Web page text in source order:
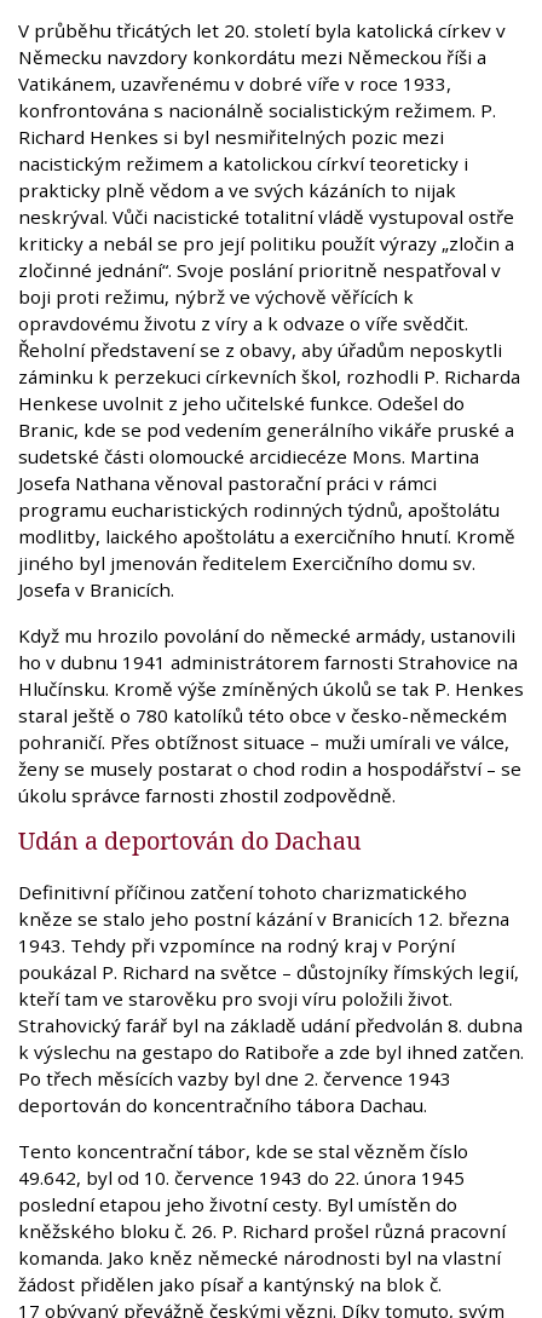
V průběhu třicátých let 20. století byla katolická církev v
Německu navzdory konkordátu mezi Německou říši a
Vatikánem, uzavřenému v dobré víře v roce 1933,
konfrontována s nacionálně socialistickým režimem. P.
Richard Henkes si byl nesmiřitelných pozic mezi
nacistickým režimem a katolickou církví teoreticky i
prakticky plně vědom a ve svých kázáních to nijak
neskrýval. Vůči nacistické totalitní vládě vystupoval ostře
kriticky a nebál se pro její politiku použít výrazy „zločin a
zločinné jednání“. Svoje poslání prioritně nespatřoval v
boji proti režimu, nýbrž ve výchově věřících k
opravdovému životu z víry a k odvaze o víře svědčit.
Řeholní představení se z obavy, aby úřadům neposkytli
záminku k perzekuci církevních škol, rozhodli P. Richarda
Henkese uvolnit z jeho učitelské funkce. Odešel do
Branic, kde se pod vedením generálního vikáře pruské a
sudetské části olomoucké arcidiecéze Mons. Martina
Josefa Nathana věnoval pastorační práci v rámci
programu eucharistických rodinných týdnů, apoštolátu
modlitby, laického apoštolátu a exercičního hnutí. Kromě
jiného byl jmenován ředitelem Exercičního domu sv.
Josefa v Branicích.
Když mu hrozilo povolání do německé armády, ustanovili
ho v dubnu 1941 administrátorem farnosti Strahovice na
Hlučínsku. Kromě výše zmíněných úkolů se tak P. Henkes
staral ještě o 780 katolíků této obce v česko-německém
pohraničí. Přes obtížnost situace – muži umírali ve válce,
ženy se musely postarat o chod rodin a hospodářství – se
úkolu správce farnosti zhostil zodpovědně.
Udán a deportován do Dachau
Definitivní příčinou zatčení tohoto charizmatického
kněze se stalo jeho postní kázání v Branicích 12. března
1943. Tehdy při vzpomínce na rodný kraj v Porýní
poukázal P. Richard na světce – důstojníky římských legií,
kteří tam ve starověku pro svoji víru položili život.
Strahovický farář byl na základě udání předvolán 8. dubna
k výslechu na gestapo do Ratiboře a zde byl ihned zatčen.
Po třech měsících vazby byl dne 2. července 1943
deportován do koncentračního tábora Dachau.
Tento koncentrační tábor, kde se stal vězněm číslo
49.642, byl od 10. července 1943 do 22. února 1945
poslední etapou jeho životní cesty. Byl umístěn do
kněžského bloku č. 26. P. Richard prošel různá pracovní
komanda. Jako kněz německé národnosti byl na vlastní
žádost přidělen jako písař a kantýnský na blok č.
17 obývaný převážně českými vězni. Díky tomuto, svým